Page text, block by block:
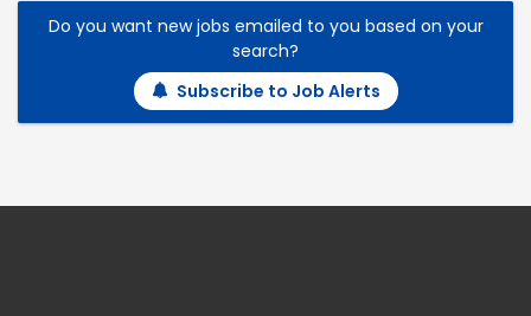
Do you want new jobs emailed to you based on your
search?
Subscribe to Job Alerts